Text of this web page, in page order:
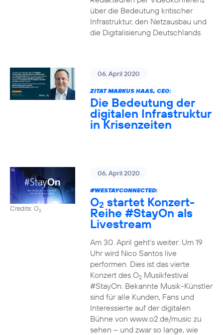
über die Bedeutung kritischer
Infrastruktur, den Netzausbau und
die Digitalisierung Deutschlands.
06. April 2020
ZITAT MARKUS HAAS, CEO:
Die Bedeutung der
digitalen Infrastruktur
in Krisenzeiten
Credits: O2
06. April 2020
#WESTAYCONNECTED:
O2 startet Konzert-
Reihe #StayOn als
Livestream
Am 30. April geht’s weiter: Um 19
Uhr wird Nico Santos live
performen. Dies ist das vierte
Konzert des O2Musikfestival
#StayOn. Bekannte Musik-Künstler
sind für alle Kunden, Fans und
Interessierte auf der digitalen
Bühne von www.o2.de/music zu
sehen – und zwar so lange, wie